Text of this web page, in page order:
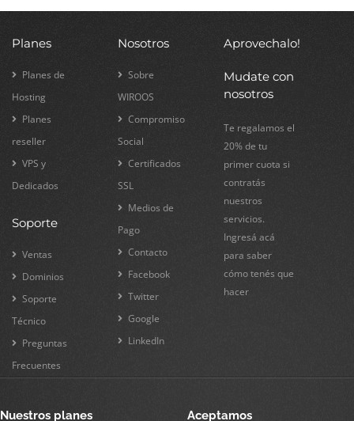
Planes
Planes de
Hosting
Planes
reseller
VPS y
Dedicados
Soporte
Ventas
Dominios
Soporte
Técnico
Preguntas
Frecuentes
Nosotros
Sobre
WIROOS
Compromiso
Social
Certificados
SSL
Medios de
Pago
Contacto
Facebook
Twitter
Google
LinkedIn
Aprovechalo!
Mudate con
nosotros
Te regalamos el
20% de tu
primer cuota si
contratás
nuestros
servicios.
Ingresá acá
para saber
cómo tenés que
hacer
Nuestros planes Aceptamos